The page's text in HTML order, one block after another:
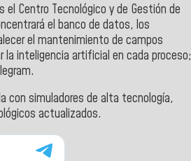
el Centro Tecnológico y de Gestión de
el banco de datos, los
el mantenimiento de campos
inteligencia artificial en cada proceso;
con simuladores de alta tecnología,
actualizados.